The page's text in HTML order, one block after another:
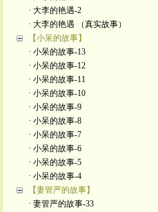
· 大李的艳遇-2
· 大李的艳遇 （真实故事）
【小呆的故事】
· 小呆的故事-13
· 小呆的故事-12
· 小呆的故事-11
· 小呆的故事-10
· 小呆的故事-9
· 小呆的故事-8
· 小呆的故事-7
· 小呆的故事-6
· 小呆的故事-5
· 小呆的故事-4
【妻管严的故事】
· 妻管严的故事-33